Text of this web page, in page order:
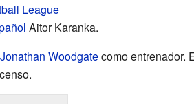
League
Aitor Karanka.
Jonathan Woodgatecomo entrenador.